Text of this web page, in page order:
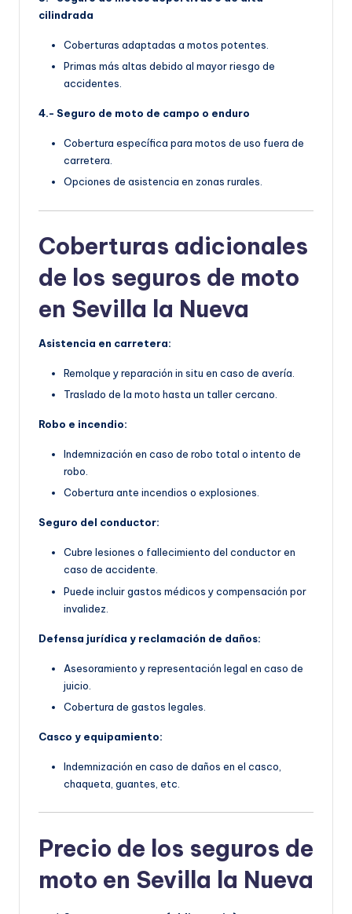
cilindrada
Coberturas adaptadas a motos potentes.
Primas más altas debido al mayor riesgo de
accidentes.
4.- Seguro de moto de campo o enduro
Cobertura específica para motos de uso fuera de
carretera.
Opciones de asistencia en zonas rurales.
Coberturas adicionales
de los seguros de moto
en Sevilla la Nueva
Asistencia en carretera:
Remolque y reparación in situ en caso de avería.
Traslado de la moto hasta un taller cercano.
Robo e incendio:
Indemnización en caso de robo total o intento de
robo.
Cobertura ante incendios o explosiones.
Seguro del conductor:
Cubre lesiones o fallecimiento del conductor en
caso de accidente.
Puede incluir gastos médicos y compensación por
invalidez.
Defensa jurídica y reclamación de daños:
Asesoramiento y representación legal en caso de
juicio.
Cobertura de gastos legales.
Casco y equipamiento:
Indemnización en caso de daños en el casco,
chaqueta, guantes, etc.
Precio de los seguros de
moto en Sevilla la Nueva